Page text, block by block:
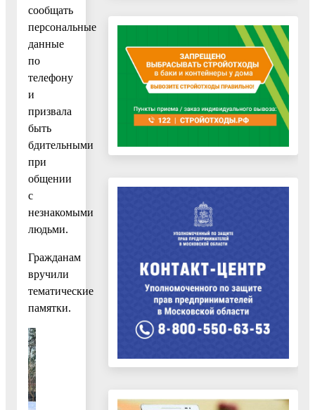
сообщать
персональные
данные
по
телефону
и
призвала
быть
бдительными
при
общении
с
незнакомыми
людьми.
Гражданам
вручили
тематические
памятки.